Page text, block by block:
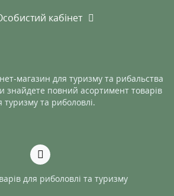
кабінет
магазин для туризму та рибальства
знайдете повний асортимент товарів
туризму та риболовлі.
для риболовлі та туризму